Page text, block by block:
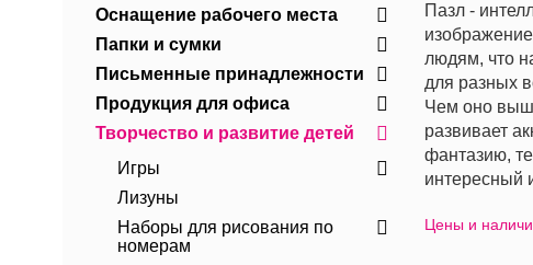
Оснащение рабочего места
Папки и сумки
Письменные принадлежности
Продукция для офиса
Творчество и развитие детей
Игры
Лизуны
Наборы для рисования по
номерам
Пазл -
людям, что
для разных
Чем оно
развивает
фантазию,
интересный
Цены и